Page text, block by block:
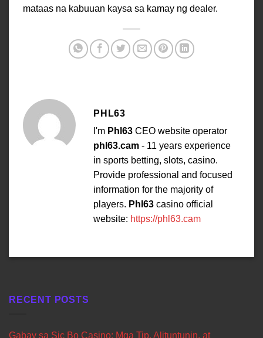
mataas na kabuuan kaysa sa kamay ng dealer.
PHL63
I'm Phl63 CEO website operator
phl63.cam - 11 years experience
in sports betting, slots, casino.
Provide professional and focused
information for the majority of
players. Phl63 casino official
website: https://phl63.cam
RECENT POSTS
Gabay sa Sic Bo Casino: Mga Tip, Alituntunin, at